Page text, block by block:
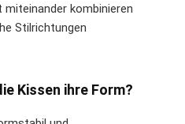
kombinieren
Stilrichtungen
Kissen ihre Form?